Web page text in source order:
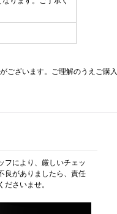
ございます。ご理解のうえご購入
フにより、厳しいチェッ
良がありましたら、責任
さいませ。